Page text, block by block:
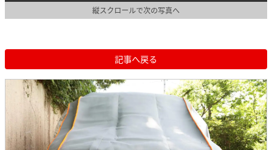
縦スクロールで次の写真へ
記事へ戻る